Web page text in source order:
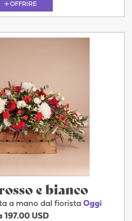
OFFRIRE
e bianco
a mano dal fiorista Oggi
197.00 USD